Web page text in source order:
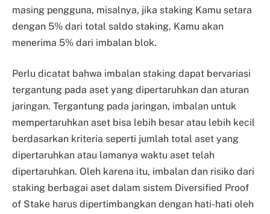
masing pengguna, misalnya, jika staking Kamu setara
dengan 5% dari total saldo staking, Kamu akan
menerima 5% dari imbalan blok.
Perlu dicatat bahwa imbalan staking dapat bervariasi
tergantung pada aset yang dipertaruhkan dan aturan
jaringan. Tergantung pada jaringan, imbalan untuk
mempertaruhkan aset bisa lebih besar atau lebih kecil
berdasarkan kriteria seperti jumlah total aset yang
dipertaruhkan atau lamanya waktu aset telah
dipertaruhkan. Oleh karena itu, imbalan dan risiko dari
staking berbagai aset dalam sistem Diversified Proof
of Stake harus dipertimbangkan dengan hati-hati oleh